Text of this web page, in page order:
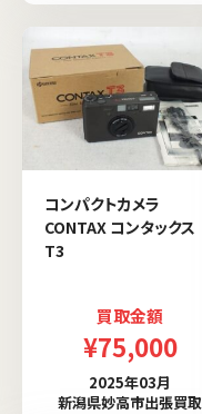
コンパクトカメラ
CONTAX コンタックス
T3
買取金額
¥75,000
2025年03月
新潟県妙高市出張買取